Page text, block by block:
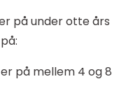
på under otte års
på mellem 4 og 8